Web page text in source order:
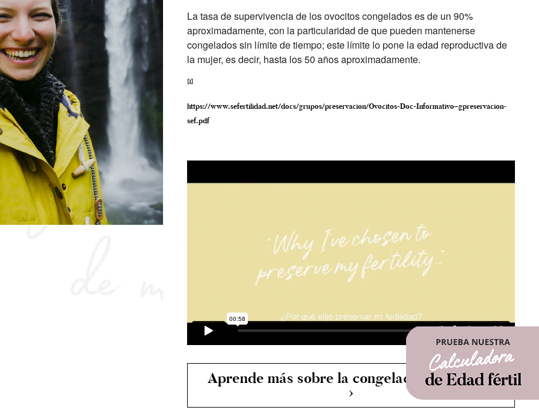
cuando haya visto un
de mundo. Ya
La tasa de supervivencia de los ovocitos congelados es de un 90%
aproximadamente, con la particularidad de que pueden mantenerse
congelados sin límite de tiempo; este límite lo pone la edad reproductiva de
la mujer, es decir, hasta los 50 años aproximadamente.
[1]
https://www.sefertilidad.net/docs/grupos/preservacion/Ovocitos-Doc-Informativo–gpreservacion-
sef.pdf
Aprende más sobre la congelación de óvulos
›